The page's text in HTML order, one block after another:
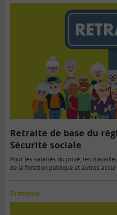
Retraite de base du
Sécurité sociale
Pour les salariés du privé, les
de la fonction publique et autres
Pratique